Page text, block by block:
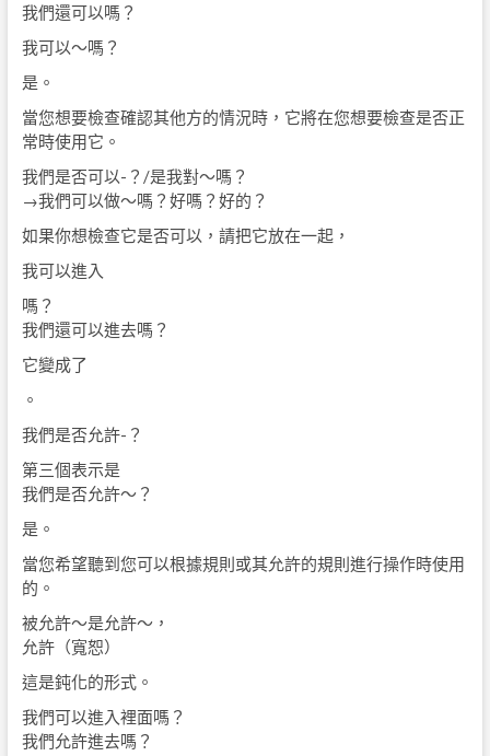
我們還可以嗎？
我可以〜嗎？
是。
當您想要檢查確認其他方的情況時，它將在您想要檢查是否正
常時使用它。
我們是否可以-？/是我對〜嗎？
→我們可以做〜嗎？好嗎？好的？
如果你想檢查它是否可以，請把它放在一起，
我可以進入
嗎？
我們還可以進去嗎？
它變成了
。
我們是否允許-？
第三個表示是
我們是否允許〜？
是。
當您希望聽到您可以根據規則或其允許的規則進行操作時使用
的。
被允許〜是允許〜，
允許（寬恕）
這是鈍化的形式。
我們可以進入裡面嗎？
我們允許進去嗎？